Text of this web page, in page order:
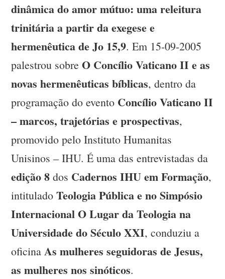
dinâmica do amor mútuo: uma releitura
trinitária a partir da exegese e
hermenêutica de Jo 15,9. Em 15-09-2005
palestrou sobreO Concílio Vaticano II e as
novas hermenêuticas bíblicas, dentro da
programação do evento Concílio Vaticano II
– marcos, trajetórias e prospectivas,
promovido pelo Instituto Humanitas
Unisinos – IHU. É uma das entrevistadas da
edição 8 dos Cadernos IHU em Formação,
intituladoTeologia Pública e no Simpósio
Internacional O Lugar da Teologia na
Universidade do Século XXI, conduziu a
oficinaAs mulheres seguidoras de Jesus,
as mulheres nos sinóticos.